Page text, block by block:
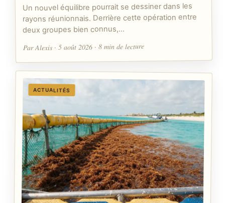
Un nouvel équilibre pourrait se dessiner dans les
rayons réunionnais. Derrière cette opération entre
deux groupes bien connus,…
Par Alexis · 5 août 2026 · 8 min de lecture
ACTUALITÉS